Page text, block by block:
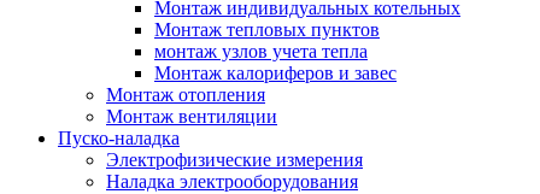
Монтаж индивидуальных котельных
Монтаж тепловых пунктов
монтаж узлов учета тепла
Монтаж калориферов и завес
Монтаж отопления
Монтаж вентиляции
Пуско-наладка
Электрофизические измерения
Наладка электрооборудования